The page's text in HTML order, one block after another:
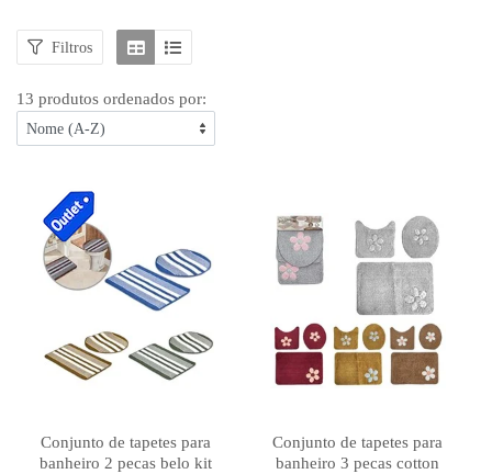
Filtros
13 produtos ordenados por:
Conjunto de tapetes para
banheiro 2 pecas belo kit
Conjunto de tapetes para
banheiro 3 pecas cotton